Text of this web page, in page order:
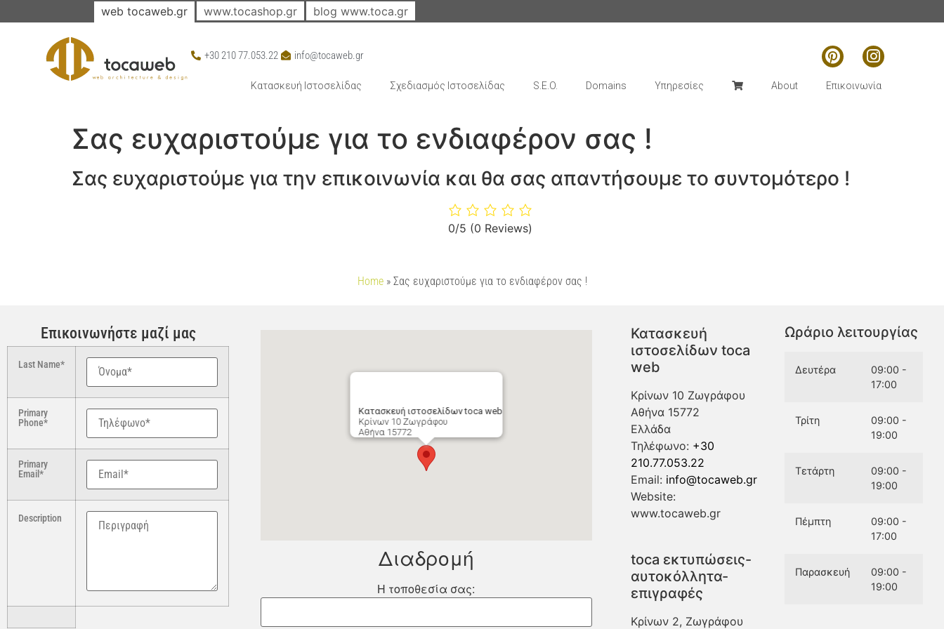
web tocaweb.gr www.tocashop.gr blog www.toca.gr
+30 210 77.053.22 info@tocaweb.gr
Κατασκευή Ιστοσελίδας Σχεδιασμός Ιστοσελίδας S.E.O. Domains Υπηρεσίες About Επικοινωνία
Σας ευχαριστούμε για το ενδιαφέρον σας !
Σας ευχαριστούμε για την επικοινωνία και θα σας απαντήσουμε το συντομότερο !
0/5 (0 Reviews)
Home» Σας ευχαριστούμε για το ενδιαφέρον σας !
Επικοινωνήστε μαζί μας
Last Name*
Primary
Phone*
Primary
Email*
Description
Κατασκευή ιστοσελίδων toca web
Κρίνων 10 Ζωγράφου
Αθήνα 15772
Διαδρομή
Η τοποθεσία σας:
Κατασκευή
ιστοσελίδων toca
web
Κρίνων 10 Ζωγράφου
Αθήνα 15772
Ελλάδα
Τηλέφωνο: +30
210.77.053.22
Email: info@tocaweb.gr
Website:
www.tocaweb.gr
toca εκτυπώσεις-
αυτοκόλλητα-
επιγραφές
Κρίνων 2, Ζωγράφου
Ωράριο λειτουργίας
Δευτέρα
09:00 -
17:00
Τρίτη
09:00 -
19:00
Τετάρτη
09:00 -
19:00
Πέμπτη
09:00 -
17:00
Παρασκευή
09:00 -
19:00